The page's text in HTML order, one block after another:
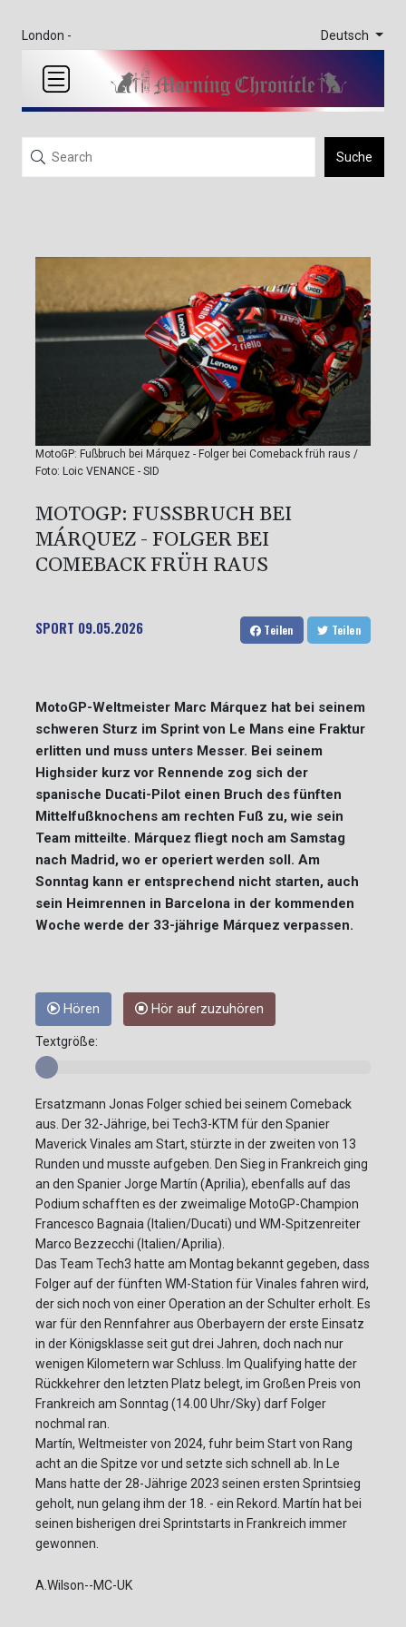
London - Deutsch
Suche
MotoGP: Fußbruch bei Márquez - Folger bei Comeback früh raus /
Foto: Loic VENANCE - SID
MOTOGP: FUSSBRUCH BEI M
ÁRQUEZ - FOLGER BEI C
OMEBACK FRÜH RAUS
SPORT 09.05.2026 Teilen Teilen
MotoGP-Weltmeister Marc Márquez hat bei seinem
schweren Sturz im Sprint von Le Mans eine Fraktur
erlitten und muss unters Messer. Bei seinem
Highsider kurz vor Rennende zog sich der
spanische Ducati-Pilot einen Bruch des fünften
Mittelfußknochens am rechten Fuß zu, wie sein
Team mitteilte. Márquez fliegt noch am Samstag
nach Madrid, wo er operiert werden soll. Am
Sonntag kann er entsprechend nicht starten, auch
sein Heimrennen in Barcelona in der kommenden
Woche werde der 33-jährige Márquez verpassen.
Hören Hör auf zuzuhören
Textgröße:
Ersatzmann Jonas Folger schied bei seinem Comeback
aus. Der 32-Jährige, bei Tech3-KTM für den Spanier
Maverick Vinales am Start, stürzte in der zweiten von 13
Runden und musste aufgeben. Den Sieg in Frankreich ging
an den Spanier Jorge Martín (Aprilia), ebenfalls auf das
Podium schafften es der zweimalige MotoGP-Champion
Francesco Bagnaia (Italien/Ducati) und WM-Spitzenreiter
Marco Bezzecchi (Italien/Aprilia).
Das Team Tech3 hatte am Montag bekannt gegeben, dass
Folger auf der fünften WM-Station für Vinales fahren wird,
der sich noch von einer Operation an der Schulter erholt. Es
war für den Rennfahrer aus Oberbayern der erste Einsatz
in der Königsklasse seit gut drei Jahren, doch nach nur
wenigen Kilometern war Schluss. Im Qualifying hatte der
Rückkehrer den letzten Platz belegt, im Großen Preis von
Frankreich am Sonntag (14.00 Uhr/Sky) darf Folger
nochmal ran.
Martín, Weltmeister von 2024, fuhr beim Start von Rang
acht an die Spitze vor und setzte sich schnell ab. In Le
Mans hatte der 28-Jährige 2023 seinen ersten Sprintsieg
geholt, nun gelang ihm der 18. - ein Rekord. Martín hat bei
seinen bisherigen drei Sprintstarts in Frankreich immer
gewonnen.
A.Wilson--MC-UK